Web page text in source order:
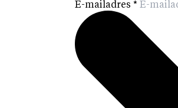
E-mailadres *